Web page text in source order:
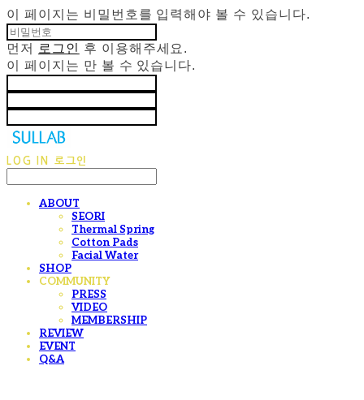
이 페이지는 비밀번호를 입력해야 볼 수 있습니다.
먼저 로그인 후 이용해주세요.
이 페이지는 만 볼 수 있습니다.
LOG IN 로그인
ABOUT
SEORI
Thermal Spring
Cotton Pads
Facial Water
SHOP
COMMUNITY
PRESS
VIDEO
MEMBERSHIP
REVIEW
EVENT
Q&A